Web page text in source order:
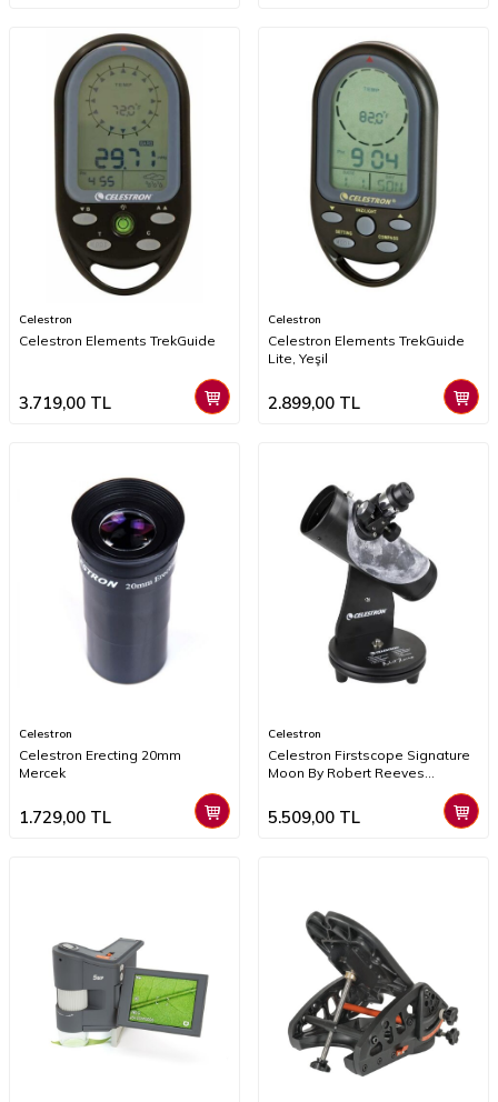
Celestron
Celestron Elements TrekGuide
3.719,00 TL
Celestron
Celestron Elements TrekGuide
Lite, Yeşil
2.899,00 TL
Celestron
Celestron Erecting 20mm
Mercek
1.729,00 TL
Celestron
Celestron Firstscope Signature
Moon By Robert Reeves
5.509,00 TL